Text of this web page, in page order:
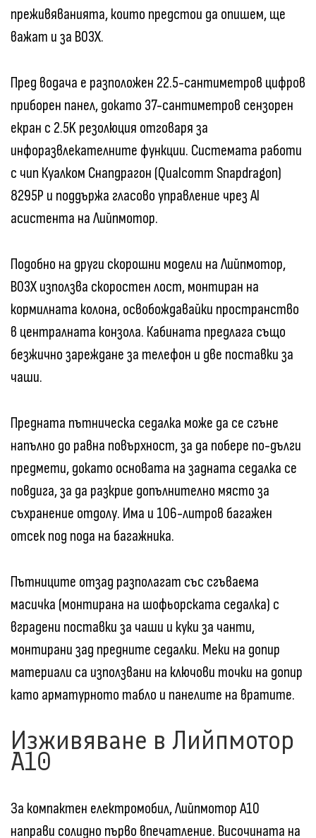
преживяванията, които предстои да опишем, ще
важат и за B03X.
Пред водача е разположен 22.5-сантиметров цифров
приборен панел, докато 37-сантиметров сензорен
екран с 2.5K резолюция отговаря за
инфоразвлекателните функции. Системата работи
с чип Куалком Снапдрагон (Qualcomm Snapdragon)
8295P и поддържа гласово управление чрез AI
асистента на Лийпмотор.
Подобно на други скорошни модели на Лийпмотор,
B03X използва скоростен лост, монтиран на
кормилната колона, освобождавайки пространство
в централната конзола. Кабината предлага също
безжично зареждане за телефон и две поставки за
чаши.
Предната пътническа седалка може да се сгъне
напълно до равна повърхност, за да побере по-дълги
предмети, докато основата на задната седалка се
повдига, за да разкрие допълнително място за
съхранение отдолу. Има и 106-литров багажен
отсек под пода на багажника.
Пътниците отзад разполагат със сгъваема
масичка (монтирана на шофьорската седалка) с
вградени поставки за чаши и куки за чанти,
монтирани зад предните седалки. Меки на допир
материали са използвани на ключови точки на допир
като арматурното табло и панелите на вратите.
Изживяване в Лийпмотор
A10
За компактен електромобил, Лийпмотор A10
направи солидно първо впечатление. Височината на